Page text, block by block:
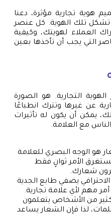
هوية تجارية مؤثرة، دعنا
تشكل تلك الهوية. كل عنصر
العملاء لهويتك، وكيفية
التي يجب أن تأخذها بعين
التجارية. هو الصورة
عن غيرها وتترك انطباعًا
يمكن أن يكون له تأثيرات
مع العلامة.
هو الوجه البصري للعلامة
الأمر ثوانٍ فقط
شعارك.
يضفي طابع الجدية
مهم لأي علامة تجارية.
من الأشخاص يتعلمون
لذا فإن الشعار يساعد